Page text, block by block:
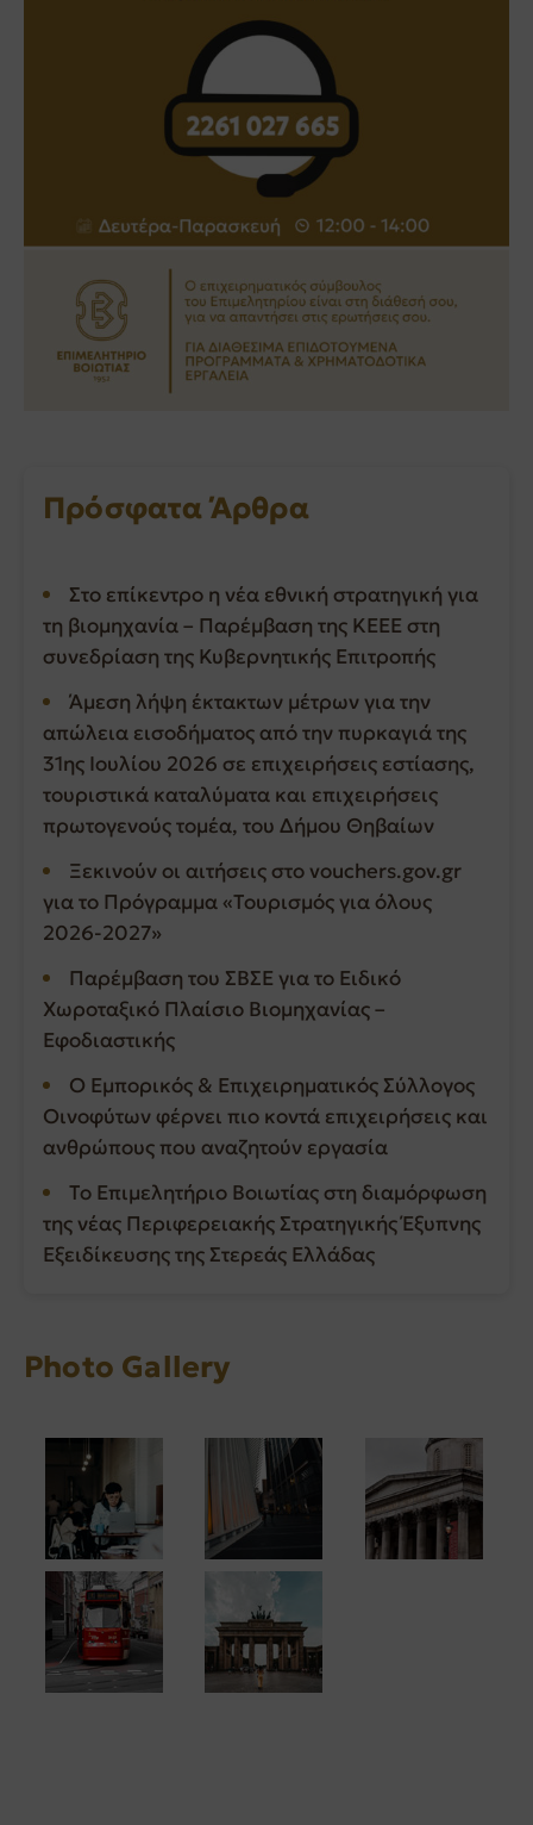
Πρόσφατα Άρθρα
Στο επίκεντρο η νέα εθνική στρατηγική για
τη βιομηχανία – Παρέμβαση της ΚΕΕΕ στη
συνεδρίαση της Κυβερνητικής Επιτροπής
Άμεση λήψη έκτακτων μέτρων για την
απώλεια εισοδήματος από την πυρκαγιά της
31ης Ιουλίου 2026 σε επιχειρήσεις εστίασης,
τουριστικά καταλύματα και επιχειρήσεις
πρωτογενούς τομέα, του Δήμου Θηβαίων
Ξεκινούν οι αιτήσεις στο vouchers.gov.gr
για το Πρόγραμμα «Τουρισμός για όλους
2026-2027»
Παρέμβαση του ΣΒΣΕ για το Ειδικό
Χωροταξικό Πλαίσιο Βιομηχανίας –
Εφοδιαστικής
Ο Εμπορικός & Επιχειρηματικός Σύλλογος
Οινοφύτων φέρνει πιο κοντά επιχειρήσεις και
ανθρώπους που αναζητούν εργασία
Το Επιμελητήριο Βοιωτίας στη διαμόρφωση
της νέας Περιφερειακής Στρατηγικής Έξυπνης
Εξειδίκευσης της Στερεάς Ελλάδας
Photo Gallery